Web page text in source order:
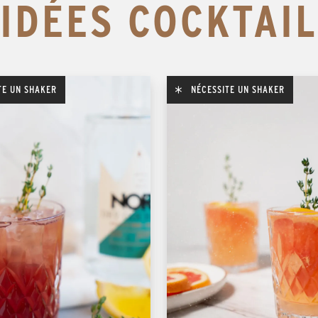
IDÉES COCKTAIL
UN SHAKER NÉCESSITE UN SHAKER